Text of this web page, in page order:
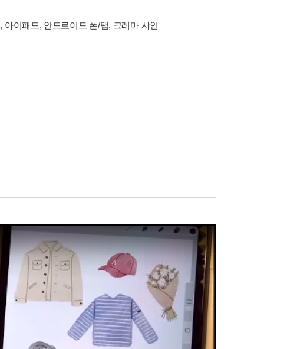
이패드, 안드로이드 폰/탭, 크레마 샤인